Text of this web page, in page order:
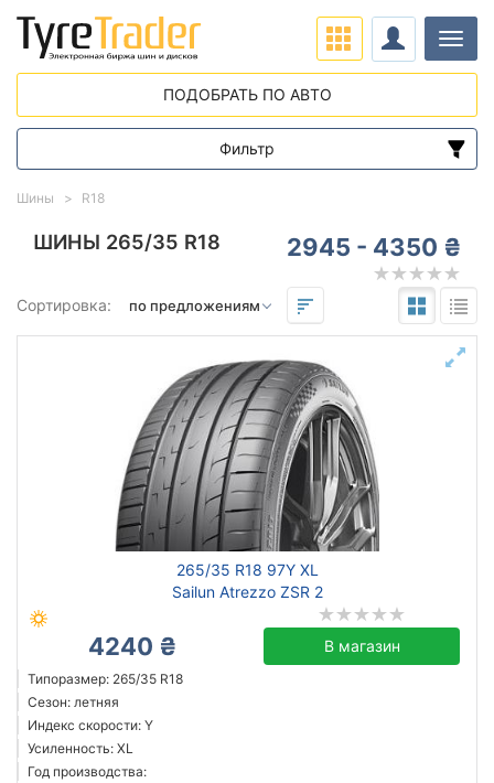
ШИНЫ 265/35 R18 2945 - 4350 ₴
Сортировка:
265/35 R18 97Y XL
Sailun Atrezzo ZSR 2
4240 ₴ В магазин
Типоразмер: 265/35 R18
Сезон: летняя
Индекс скорости: Y
Усиленность: XL
Год производства:
Шины R18
ПОДОБРАТЬ ПО АВТО
Фильтр
Диапазон цен
от
Подбор по параметрам
265
Triangle
Goodyear
Bridgestone
Pirelli
Achilles